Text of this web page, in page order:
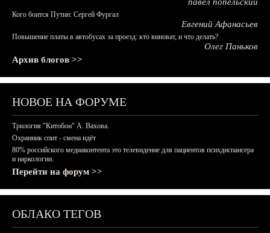
Кого боится Путин: Сергей Фургал
Евгений Афанасьев
Повышение платы в автобусах за проезд: кто виноват, и что делать?
Олег Паньков
Архив блогов >>
НОВОЕ НА ФОРУМЕ
Трилогия "Китобои" А. Вахова.
Охранник спит - смена идёт
80% российского медиаконтента это телевидение для пациентов психдиспансера
и наркологии.
Перейти на форум >>
ОБЛАКО ТЕГОВ